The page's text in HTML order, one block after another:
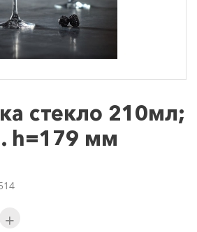
стекло 210мл;
h=179 мм
+